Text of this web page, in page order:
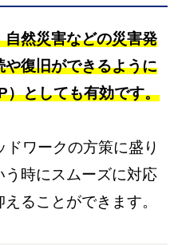
然災害などの災害発
復旧ができるように
）としても有効です。
ワークの方策に盛り
時にスムーズに対応
ることができます。